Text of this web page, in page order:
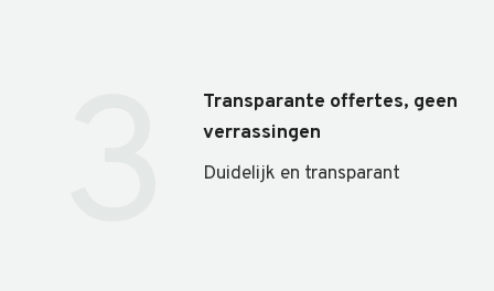
Transparante offertes, geen
verrassingen
Duidelijk en transparant